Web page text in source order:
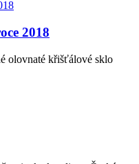
2018
olovnaté křišťálové sklo